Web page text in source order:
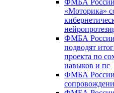
ФМБА России
«Моторика»
ФМБА России
подводят
проекта по
навыков и пс
ФМБА России